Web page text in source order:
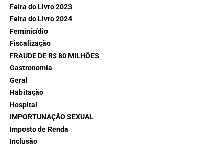
Feira do Livro 2023
Feira do Livro 2024
Feminicídio
Fiscalização
FRAUDE DE R$ 80 MILHÕES
Gastronomia
Geral
Habitação
Hospital
IMPORTUNAÇÃO SEXUAL
Imposto de Renda
Inclusão